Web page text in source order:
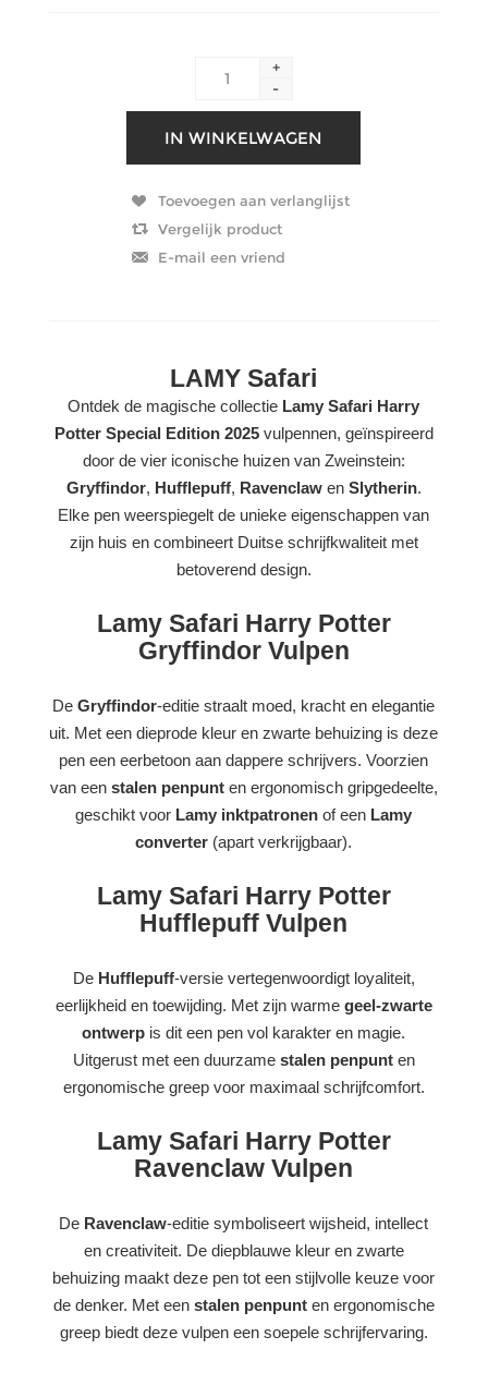
+
-
LAMY Safari
Ontdek de magische collectie Lamy Safari Harry
Potter Special Edition 2025vulpennen, geïnspireerd
door de vier iconische huizen van Zweinstein:
Gryffindor, Hufflepuff, Ravenclawen Slytherin.
Elke pen weerspiegelt de unieke eigenschappen van
zijn huis en combineert Duitse schrijfkwaliteit met
betoverend design.
Lamy Safari Harry Potter
Gryffindor Vulpen
DeGryffindor-editie straalt moed, kracht en elegantie
uit. Met een dieprode kleur en zwarte behuizing is deze
pen een eerbetoon aan dappere schrijvers. Voorzien
van een stalen penpunten ergonomisch gripgedeelte,
geschikt voor Lamy inktpatronen of een Lamy
converter (apart verkrijgbaar).
Lamy Safari Harry Potter
Hufflepuff Vulpen
De Hufflepuff-versie vertegenwoordigt loyaliteit,
eerlijkheid en toewijding. Met zijn warme geel-zwarte
ontwerp is dit een pen vol karakter en magie.
Uitgerust met een duurzame stalen penpunten
ergonomische greep voor maximaal schrijfcomfort.
Lamy Safari Harry Potter
Ravenclaw Vulpen
De Ravenclaw-editie symboliseert wijsheid, intellect
en creativiteit. De diepblauwe kleur en zwarte
behuizing maakt deze pen tot een stijlvolle keuze voor
de denker. Met een stalen penpunten ergonomische
greep biedt deze vulpen een soepele schrijfervaring.